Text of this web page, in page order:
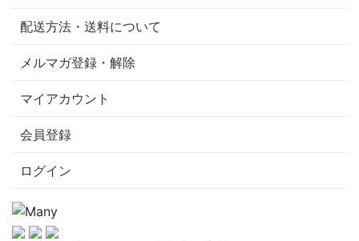
配送方法・送料について
メルマガ登録・解除
マイアカウント
会員登録
ログイン